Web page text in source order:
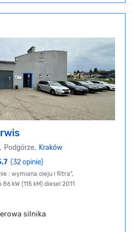
Podgórze, Kraków
(32 opinie)
: wymiana oleju i filtra",
kW (115 kM) diesel 2011
silnika